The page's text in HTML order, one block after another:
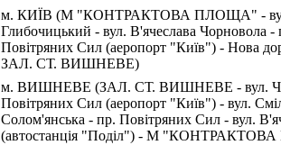
м. КИЇВ (М "КОНТРАКТОВА ПЛОЩА" - вул.
Глибочицький - вул. В'ячеслава Чорновола
Повітряних Сил (аеропорт "Київ") - Нова
ЗАЛ. СТ. ВИШНЕВЕ)
м. ВИШНЕВЕ (ЗАЛ. СТ. ВИШНЕВЕ - вул.
Повітряних Сил (аеропорт "Київ") - вул.
Солом'янська - пр. Повітряних Сил - вул.
(автостанція "Поділ") - М